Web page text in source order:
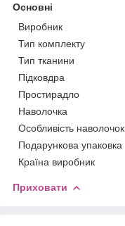
Основні
Виробник
Тип комплекту
Тип тканини
Підковдра
Простирадло
Наволочка
Особливість наволочок
Подарункова упаковка
Країна виробник
Приховати